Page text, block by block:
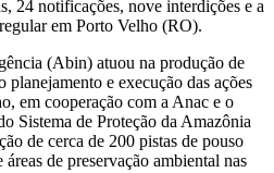
24 notificações, nove interdições e a
em Porto Velho (RO).
(Abin) atuou na produção de
e execução das ações
em cooperação com a Anac e o
Sistema de Proteção da Amazônia
de cerca de 200 pistas de pouso
de preservação ambiental nas